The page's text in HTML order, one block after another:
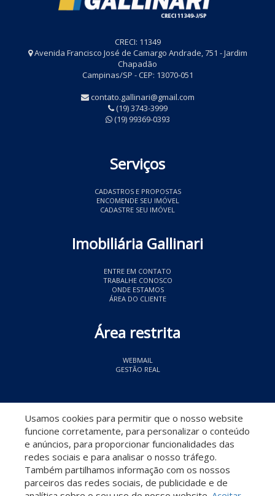
CRECI: 11349
Avenida Francisco José de Camargo Andrade, 751 - Jardim
Chapadão
Campinas/SP - CEP: 13070-051
contato.gallinari@gmail.com
(19) 3743-3999
(19) 99369-0393
Serviços
CADASTROS E PROPOSTAS
ENCOMENDE SEU IMÓVEL
CADASTRE SEU IMÓVEL
Imobiliária Gallinari
ENTRE EM CONTATO
TRABALHE CONOSCO
ONDE ESTAMOS
ÁREA DO CLIENTE
Área restrita
WEBMAIL
GESTÃO REAL
Descomplicado por:
Usamos cookies para permitir que o nosso website
funcione corretamente, para personalizar o conteúdo
e anúncios, para proporcionar funcionalidades das
redes sociais e para analisar o nosso tráfego.
Também partilhamos informação com os nossos
parceiros das redes sociais, de publicidade e de